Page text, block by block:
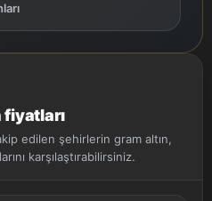
fiyatları
edilen şehirlerin gram altın,
karşılaştırabilirsiniz.